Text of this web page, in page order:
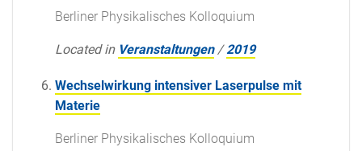
Berliner Physikalisches Kolloquium
Located in Veranstaltungen /2019
Wechselwirkung intensiver Laserpulse mit
Materie
Berliner Physikalisches Kolloquium